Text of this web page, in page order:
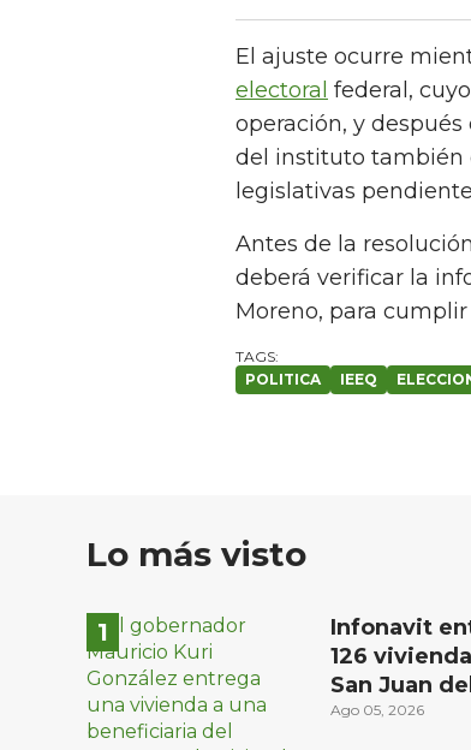
El ajuste ocurre
electoral federal,
operación, y
del instituto también
legislativas
Antes de la
deberá verificar la
Moreno, para
POLITICA IEEQ
Lo más visto
Infonavit
126
San Juan
familias de
Ago 05, 2026